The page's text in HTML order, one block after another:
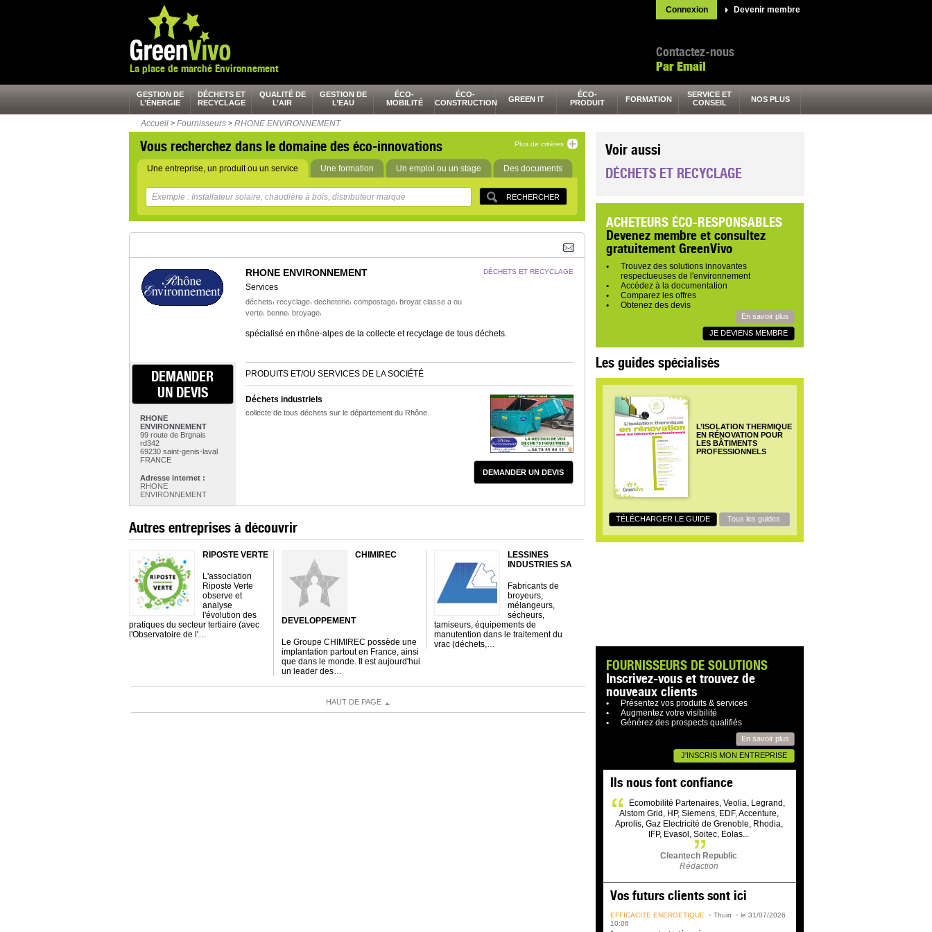
Connexion Devenir membre
Contactez-nous
Par Email
La place de marché Environnement
GESTION DE
L’ÉNERGIE
DÉCHETS ET
RECYCLAGE
QUALITÉ DE
L’AIR
GESTION DE
L’EAU
ÉCO-
MOBILITÉ
ÉCO-
CONSTRUCTION
GREEN IT
ÉCO-
PRODUIT
FORMATION
SERVICE ET
CONSEIL
NOS PLUS
Accueil > Fournisseurs > RHONE ENVIRONNEMENT
Vous recherchez dans le domaine des éco-innovations Plus de critères
Une entreprise, un produit ou un service Une formation Un emploi ou un stage Des documents
DEMANDER
UN DEVIS
RHONE
ENVIRONNEMENT
99 route de Brgnais
rd342
69230 saint-genis-laval
FRANCE
Adresse internet :
RHONE
ENVIRONNEMENT
RHONE ENVIRONNEMENT
Services
déchets recyclage, decheterie, compostage, broyat classe a ou
verte, benne, broyage,
DÉCHETS ET RECYCLAGE
spécialisé en rhône-alpes de la collecte et recyclage de tous déchets.
PRODUITS ET/OU SERVICES DE LA SOCIÉTÉ
DEMANDER UN DEVIS
Déchets industriels
collecte de tous déchets sur le département du Rhône.
Autres entreprises à découvrir
RIPOSTE VERTE
L'association
Riposte Verte
observe et
analyse
l'évolution des
pratiques du secteur tertiaire (avec
l'Observatoire de l'…
CHIMIREC
DEVELOPPEMENT
Le Groupe CHIMIREC possède une
implantation partout en France, ainsi
que dans le monde. Il est aujourd'hui
un leader des…
LESSINES
INDUSTRIES SA
Fabricants de
broyeurs,
mélangeurs,
sécheurs,
tamiseurs, équipements de
manutention dans le traitement du
vrac (déchets,…
HAUT DE PAGE
Voir aussi
DÉCHETS ET RECYCLAGE
ACHETEURS ÉCO-RESPONSABLES
Devenez membre et consultez
gratuitement GreenVivo
Trouvez des solutions innovantes
respectueuses de l'environnement
Accédez à la documentation
Comparez les offres
Obtenez des devis
En savoir plus
JE DEVIENS MEMBRE
Les guides spécialisés
L’ISOLATION THERMIQUE
EN RÉNOVATION POUR
LES BÂTIMENTS
PROFESSIONNELS
TÉLÉCHARGER LE GUIDE Tous les guides
FOURNISSEURS DE SOLUTIONS
Inscrivez-vous et trouvez de
nouveaux clients
Présentez vos produits & services
Augmentez votre visibilité
Générez des prospects qualifiés
En savoir plus
J'INSCRIS MON ENTREPRISE
Ils nous font confiance
Ecomobilité Partenaires, Veolia, Legrand,
Alstom Grid, HP, Siemens, EDF, Accenture,
Aprolis, Gaz Electricité de Grenoble, Rhodia,
IFP, Evasol, Soitec, Eolas...
Cleantech Republic
Rédaction
Vos futurs clients sont ici
EFFICACITÉ ÉNERGÉTIQUE Thuin
le 31/07/2026
10:06